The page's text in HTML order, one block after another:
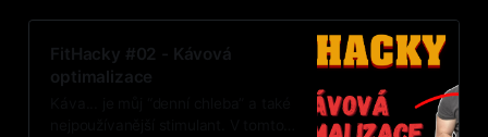
FitHacky #02 - Kávová
optimalizace